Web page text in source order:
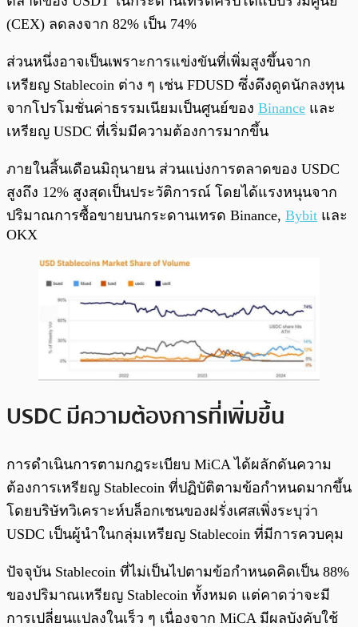
(CEX) ลดลงจาก 82% เป็น 74%
ส่วนหนึ่งอาจเป็นเพราะการแข่งขันที่เพิ่มสูงขึ้นจาก
เหรียญ Stablecoin ต่าง ๆ เช่น FDUSD ซึ่งดึงดูดนักลงทุน
จากโปรโมชั่นค่าธรรมเนียมเป็นศูนย์ของ Binance และ
เหรียญ USDC ที่เริ่มมีความต้องการมากขึ้น
ภายในสิ้นเดือนมิถุนายน ส่วนแบ่งการตลาดของ USDC
สูงถึง 12% สูงสุดเป็นประวัติการณ์ โดยได้แรงหนุนจาก
ปริมาณการซื้อขายบนกระดานเทรด Binance, Bybit และ
OKX
USDC มีความต้องการที่เพิ่มขึ้น
การดำเนินการตามกฎระเบียบ MiCA ได้ผลักดันความ
ต้องการเหรียญ Stablecoin ที่ปฏิบัติตามข้อกำหนดมากขึ้น
โดยบริษัทวิเคราะห์บล็อกเชนของฝรั่งเศสเพิ่งระบุว่า
USDC เป็นผู้นำในกลุ่มเหรียญ Stablecoin ที่มีการควบคุม
ปัจจุบัน Stablecoin ที่ไม่เป็นไปตามข้อกำหนดคิดเป็น 88%
ของปริมาณเหรียญ Stablecoin ทั้งหมด แต่คาดว่าจะมี
การเปลี่ยนแปลงในเร็ว ๆ เนื่องจาก MiCA มีผลบังคับใช้